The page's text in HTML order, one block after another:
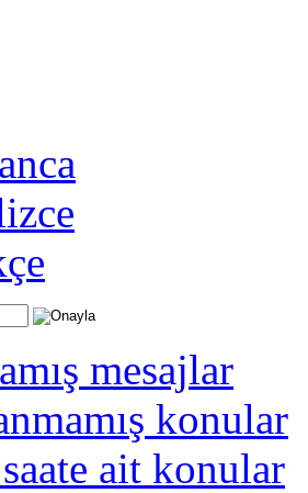
mesajlar
konular
ait konular